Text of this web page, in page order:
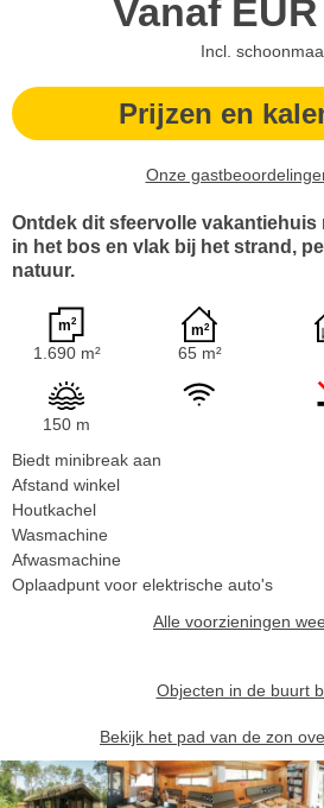
Vanaf EUR
Incl.
Prijzen en
Onze
Ontdek dit sfeervolle vakantiehuis
in het bos en vlak bij het strand,
natuur.
1.690 m² 65 m²
150 m
Biedt minibreak aan
Afstand winkel
Houtkachel
Wasmachine
Afwasmachine
Oplaadpunt voor elektrische auto's
Alle voorzieningen
Objecten in de buurt
Bekijk het pad van de zon